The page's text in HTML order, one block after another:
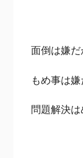
面倒は嫌だ
もめ事は嫌
問題解決は